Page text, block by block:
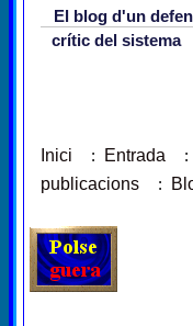
El blog d'un
crític del sistema
Inici : Entrada :
publicacions
: